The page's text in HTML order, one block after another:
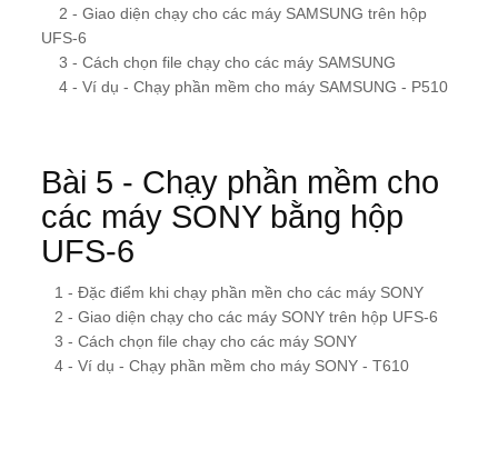
2 - Giao diện chạy cho các máy SAMSUNG trên hộp
UFS-6
3 - Cách chọn file chạy cho các máy SAMSUNG
4 - Ví dụ - Chạy phần mềm cho máy SAMSUNG - P510
Bài 5 - Chạy phần mềm cho
các máy SONY bằng hộp
UFS-6
1 - Đặc điểm khi chạy phần mền cho các máy SONY
2 - Giao diện chạy cho các máy SONY trên hộp UFS-6
3 - Cách chọn file chạy cho các máy SONY
4 - Ví dụ - Chạy phần mềm cho máy SONY - T610